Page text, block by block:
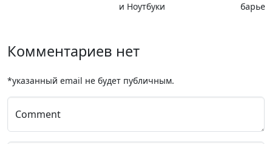
Комментариев нет
*указанный email не будет публичным.
Comment